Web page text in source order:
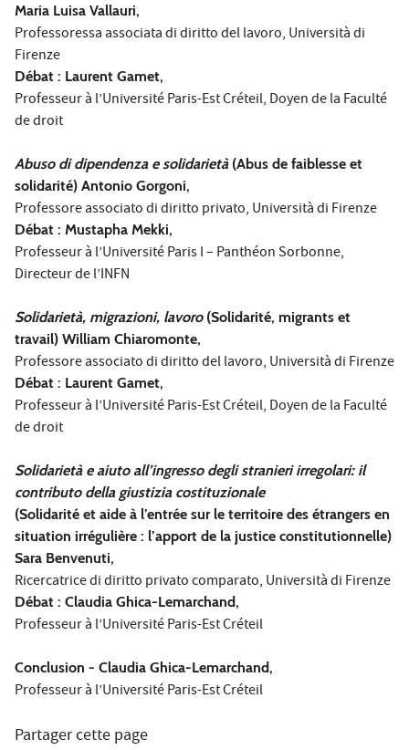
Maria Luisa Vallauri,
Professoressa associata di diritto del lavoro, Università di
Firenze
Débat : Laurent Gamet,
Professeur à l’Université Paris-Est Créteil, Doyen de la Faculté
de droit
Abuso di dipendenza e solidarietà(Abus de faiblesse et
solidarité) Antonio Gorgoni,
Professore associato di diritto privato, Università di Firenze
Débat : Mustapha Mekki,
Professeur à l’Université Paris I – Panthéon Sorbonne,
Directeur de l’INFN
Solidarietà, migrazioni, lavoro(Solidarité, migrants et
travail) William Chiaromonte,
Professore associato di diritto del lavoro, Università di Firenze
Débat : Laurent Gamet,
Professeur à l’Université Paris-Est Créteil, Doyen de la Faculté
de droit
Solidarietà e aiuto all’ingresso degli stranieri irregolari: il
contributo della giustizia costituzionale
(Solidarité et aide à l’entrée sur le territoire des étrangers en
situation irrégulière : l’apport de la justice constitutionnelle)
Sara Benvenuti,
Ricercatrice di diritto privato comparato, Università di Firenze
Débat : Claudia Ghica-Lemarchand,
Professeur à l’Université Paris-Est Créteil
Conclusion - Claudia Ghica-Lemarchand,
Professeur à l’Université Paris-Est Créteil
Partager cette page